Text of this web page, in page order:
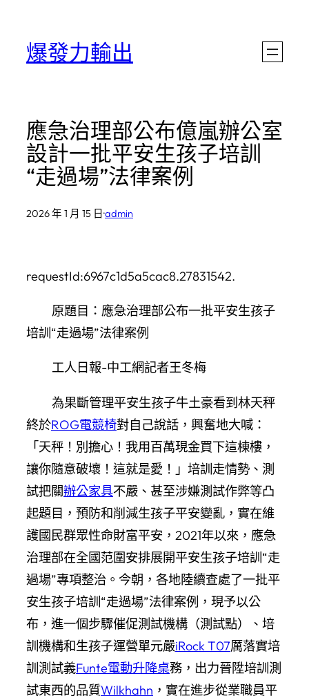
爆發力輸出
應急治理部公布億嵐辦公室
設計一批平安生孩子培訓
“走過場”法律案例
2026 年 1 月 15 日·admin
requestId:6967c1d5a5cac8.27831542.
原題目：應急治理部公布一批平安生孩子
培訓“走過場”法律案例
工人日報-中工網記者王冬梅
為果斷管理平安生孩子牛土豪看到林天秤
終於ROG電競椅對自己說話，興奮地大喊：
「天秤！別擔心！我用百萬現金買下這棟樓，
讓你隨意破壞！這就是愛！」培訓走情勢、測
試把關辦公家具不嚴、甚至涉嫌測試作弊等凸
起題目，預防和削減生孩子平安變亂，實在維
護國民群眾性命財富平安，2021年以來，應急
治理部在全國范圍安排展開平安生孩子培訓“走
過場”專項整治。今朝，各地陸續查處了一批平
安生孩子培訓“走過場”法律案例，現予以公
布，進一個步驟催促測試機構（測試點）、培
訓機構和生孩子運營單元嚴iRock T07厲落實培
訓測試義Funte電動升降桌務，出力晉陞培訓測
試東西的品質Wilkhahn ，實在進步從業職員平